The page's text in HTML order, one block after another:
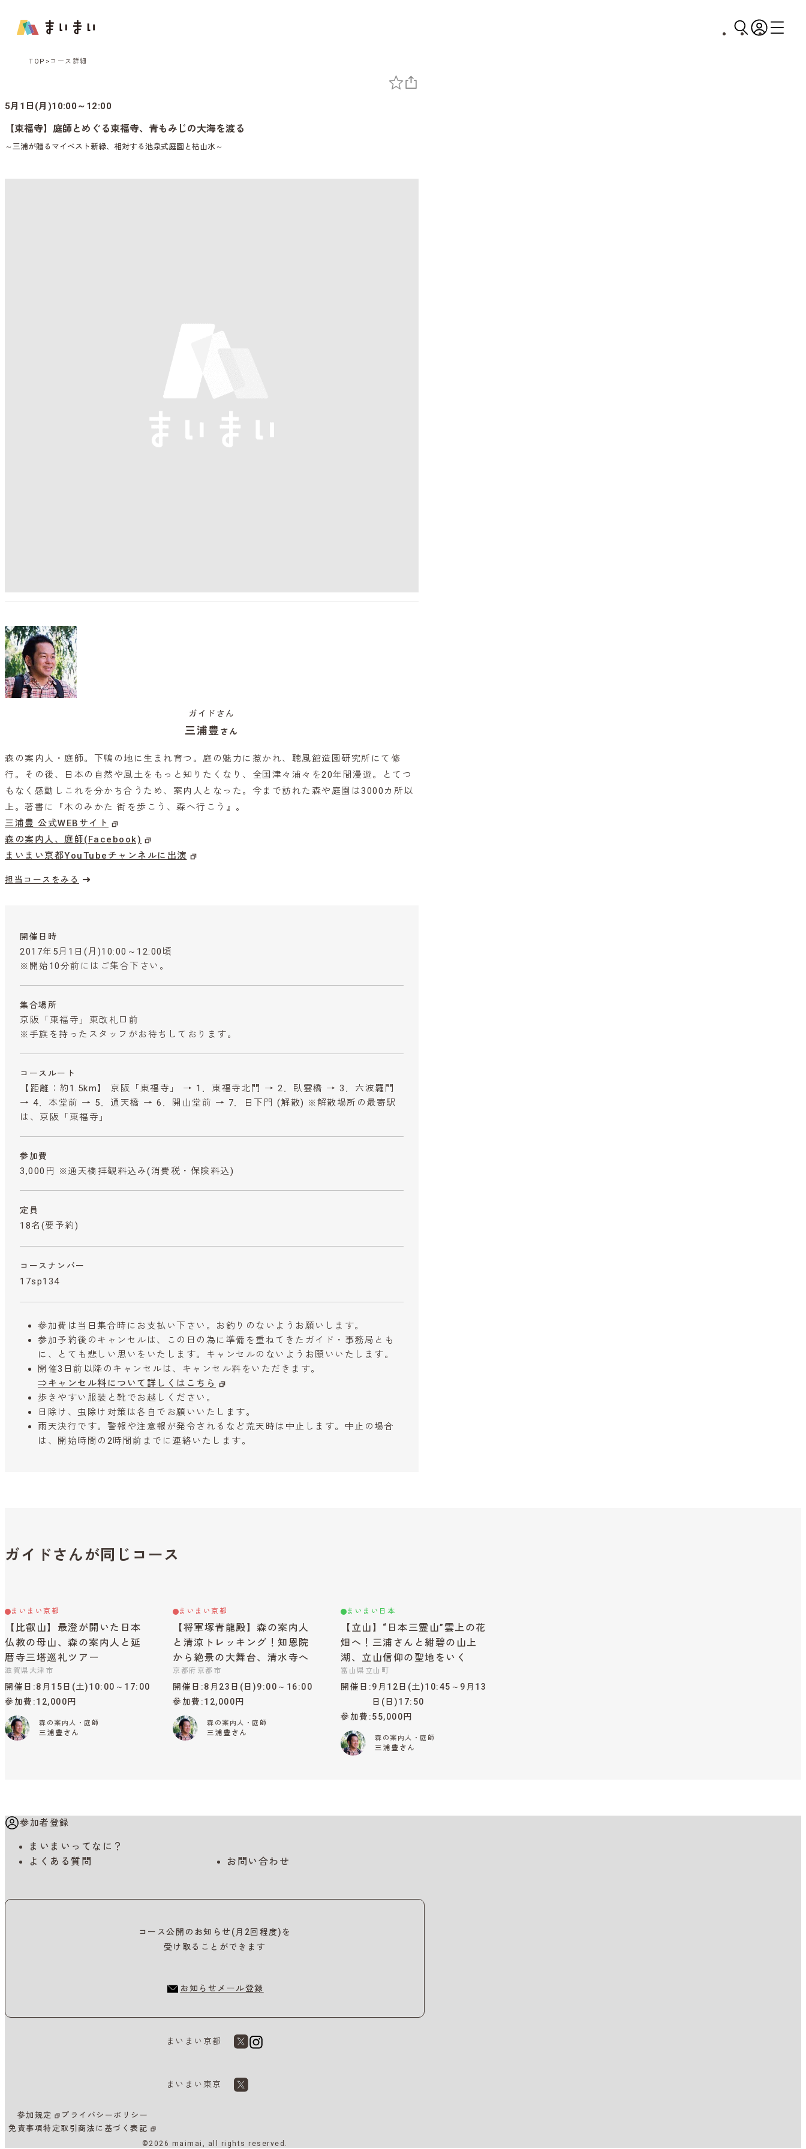
TOP コース詳細
5月1日(月)10:00～12:00
【東福寺】庭師とめぐる東福寺、青もみじの大海を渡る
～三浦が贈るマイベスト新緑、相対する池泉式庭園と枯山水～
ガイドさん
三浦豊 さん
森の案内人・庭師。下鴨の地に生まれ育つ。庭の魅力に惹かれ、聴風館造園研究所にて修
行。その後、日本の自然や風土をもっと知りたくなり、全国津々浦々を20年間漫遊。とてつ
もなく感動しこれを分かち合うため、案内人となった。今まで訪れた森や庭園は3000カ所以
上。著書に『木のみかた 街を歩こう、森へ行こう』。
三浦豊 公式WEBサイト
森の案内人、庭師(Facebook)
まいまい京都YouTubeチャンネルに出演
担当コースをみる
開催日時
2017年5月1日(月)10:00～12:00頃
※開始10分前にはご集合下さい。
集合場所
京阪「東福寺」東改札口前
※手旗を持ったスタッフがお待ちしております。
コースルート
【距離：約1.5km】 京阪「東福寺」 → 1．東福寺北門 → 2．臥雲橋 → 3．六波羅門
→ 4．本堂前 → 5．通天橋 → 6．開山堂前 → 7．日下門 (解散) ※解散場所の最寄駅
は、京阪「東福寺」
参加費
3,000円 ※通天橋拝観料込み(消費税・保険料込)
定員
18名(要予約)
コースナンバー
17sp134
参加費は当日集合時にお支払い下さい。お釣りのないようお願いします。
参加予約後のキャンセルは、この日の為に準備を重ねてきたガイド・事務局とも
に、とても悲しい思いをいたします。キャンセルのないようお願いいたします。
開催3日前以降のキャンセルは、キャンセル料をいただきます。
⇒キャンセル料について詳しくはこちら
歩きやすい服装と靴でお越しください。
日除け、虫除け対策は各自でお願いいたします。
雨天決行です。警報や注意報が発令されるなど荒天時は中止します。中止の場合
は、開始時間の2時間前までに連絡いたします。
ガイドさんが同じコース
まいまい京都
【比叡山】最澄が開いた日本
仏教の母山、森の案内人と延
暦寺三塔巡礼ツアー
滋賀県大津市
開催日
8月15日(土)10:00～17:00
参加費 12,000円
森の案内人・庭師
三浦豊さん
まいまい京都
【将軍塚青龍殿】森の案内人
と清涼トレッキング！知恩院
から絶景の大舞台、清水寺へ
京都府京都市
開催日
8月23日(日)9:00～16:00
参加費 12,000円
森の案内人・庭師
三浦豊さん
まいまい日本
【立山】“日本三霊山”雲上の花
畑へ！三浦さんと紺碧の山上
湖、立山信仰の聖地をいく
富山県立山町
開催日
9月12日(土)10:45～9月13
日(日)17:50
参加費 55,000円
森の案内人・庭師
三浦豊さん
参加者登録
まいまいってなに？
よくある質問
お問い合わせ
コース公開のお知らせ(月2回程度)を
受け取ることができます
お知らせメール登録
まいまい京都
まいまい東京
参加規定
プライバシーポリシー
免責事項特定取引商法に基づく表記
©2026 maimai, all rights reserved.